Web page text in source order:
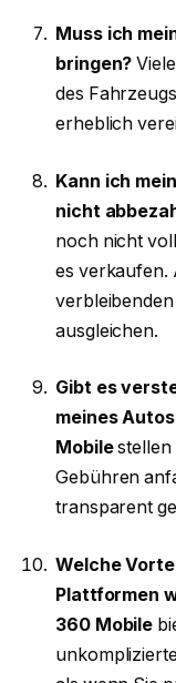
Muss ich
bringen?
des
erheblich
Kann ich
nicht
noch nicht
es verkaufen.
ausgleichen.
Gibt es
meines
Mobilestellen
Gebühren
transparent
Welche
Plattformen
360 Mobile